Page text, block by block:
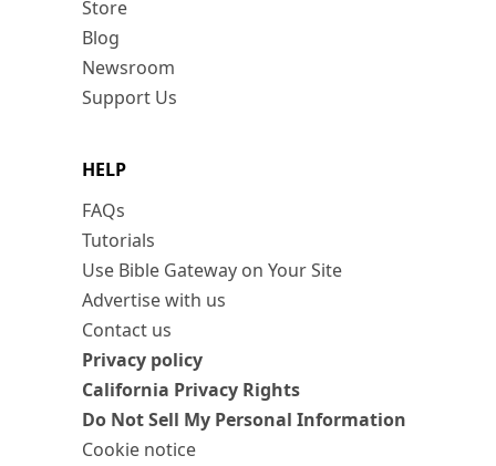
Store
Blog
Newsroom
Support Us
HELP
FAQs
Tutorials
Use Bible Gateway on Your Site
Advertise with us
Contact us
Privacy policy
California Privacy Rights
Do Not Sell My Personal Information
Cookie notice